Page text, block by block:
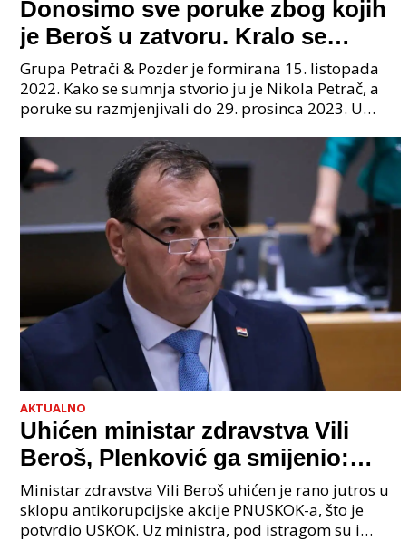
Donosimo sve poruke zbog kojih
je Beroš u zatvoru. Kralo se
godinama. Tko će iz vlade biti
sljedeći uhićen?
Grupa Petrači & Pozder je formirana 15. listopada
2022. Kako se sumnja stvorio ju je Nikola Petrač, a
poruke su razmjenjivali do 29. prosinca 2023. U
AKTUALNO
Uhićen ministar zdravstva Vili
Beroš, Plenković ga smijenio:
Istraga USKOK-a zbog korupcije
Ministar zdravstva Vili Beroš uhićen je rano jutros u
sklopu antikorupcijske akcije PNUSKOK-a, što je
potvrdio USKOK. Uz ministra, pod istragom su i